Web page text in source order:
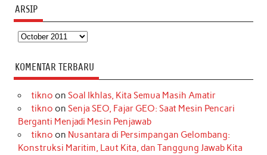
ARSIP
Arsip
KOMENTAR TERBARU
tikno on Soal Ikhlas, Kita Semua Masih Amatir
tikno on Senja SEO, Fajar GEO: Saat Mesin Pencari
Berganti Menjadi Mesin Penjawab
tikno on Nusantara di Persimpangan Gelombang:
Konstruksi Maritim, Laut Kita, dan Tanggung Jawab Kita